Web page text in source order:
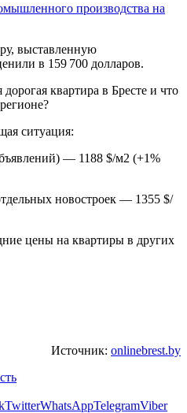
производства на
выставленную
в 159 700 долларов.
ситуация:
— 1188 $/м2 (+1%
новостроек — 1355 $/
цены на квартиры в других
Источник: onlinebrest.by
TwitterWhatsAppTelegramViber